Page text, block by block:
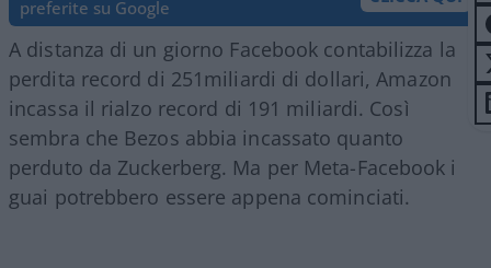
preferite su Google
A distanza di un giorno Facebook contabilizza la
perdita record di 251miliardi di dollari, Amazon
incassa il rialzo record di 191 miliardi. Così
sembra che Bezos abbia incassato quanto
perduto da Zuckerberg. Ma per Meta-Facebook i
guai potrebbero essere appena cominciati.